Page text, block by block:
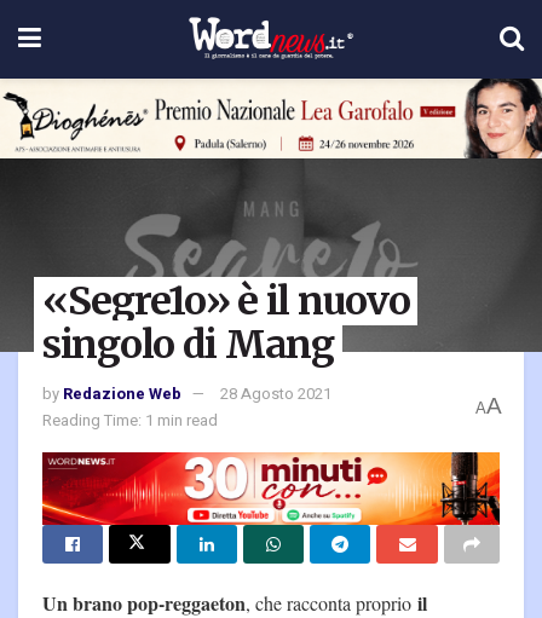
«Segre1o» è il nuovo
singolo di Mang
by Redazione Web
28 Agosto 2021
Reading Time: 1 min read
AA
Un brano pop-reggaeton, che racconta proprio il